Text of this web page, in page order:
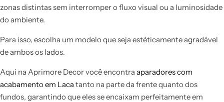
zonas distintas sem interromper o fluxo visual ou a luminosidade
do ambiente.
Para isso, escolha um modelo que seja estéticamente agradável
de ambos os lados.
Aqui na Aprimore Decor você encontra aparadores com
acabamento em Laca tanto na parte da frente quanto dos
fundos, garantindo que eles se encaixam perfeitamente em